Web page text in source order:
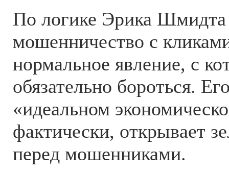
По логике Эрика Шмидта
мошенничество с
нормальное явление, с
обязательно бороться.
«идеальном
фактически, открывает
перед мошенниками.